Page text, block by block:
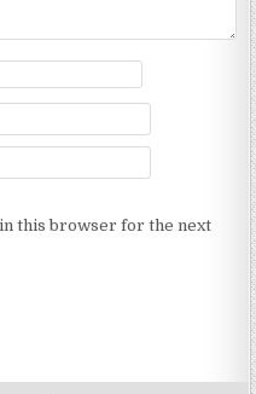
in this browser for the next